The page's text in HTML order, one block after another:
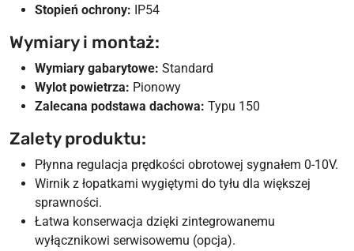
Stopień ochrony: IP54
Wymiary i montaż:
Wymiary gabarytowe: Standard
Wylot powietrza: Pionowy
Zalecana podstawa dachowa: Typu 150
Zalety produktu:
Płynna regulacja prędkości obrotowej sygnałem 0-10V.
Wirnik z łopatkami wygiętymi do tyłu dla większej
sprawności.
Łatwa konserwacja dzięki zintegrowanemu
wyłącznikowi serwisowemu (opcja).